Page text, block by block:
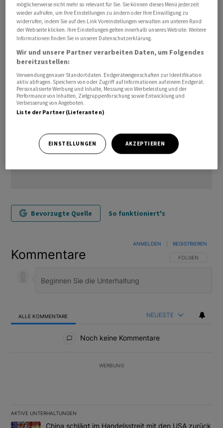
uh/
(AWP)
Bevorzugte Quelle So funktioniert's
Kommentare FOLGE DIESER
FOLGEN
ANMELDEN REGISTRIEREN
ALLE KOMMENTARE NEUESTE
Noch keine Kommentare
WERBUNG
AKTIVE UNTERHALTUNGEN
Das Folgende ist eine Liste der am meisten kommentierten
Ein Trendartikel mit dem Titel "China schlägt im Handelsstreit
China schlägt im Handelsstreit mit den USA zurück
möglicherweise nicht mehr so relevant für Sie. Sie können dieses Menü jederzeit
wieder aufrufen, um Ihre Einstellungen zu ändern oder Ihre Einwilligung zu
widerrufen, indem Sie auf den Link Voreinstellungen verwalten am unteren Rand
der Webseite klicken. Ihre Einstellungen gelten innerhalb unseres Website. Weitere
Informationen finden Sie in unserer Datenschutzerklärung.
Wir und unsere Partner verarbeiten Daten, um Folgendes
bereitzustellen:
Verwendung genauer Standortdaten. Endgeräteeigenschaften zur Identifikation
aktiv abfragen. Speichern von oder Zugriff auf Informationen auf einem Endgerät.
Personalisierte Werbung und Inhalte, Messung von Werbeleistung und der
Performance von Inhalten, Zielgruppenforschung sowie Entwicklung und
Verbesserung von Angeboten.
Liste der Partner (Lieferanten)
EINSTELLUNGEN AKZEPTIEREN